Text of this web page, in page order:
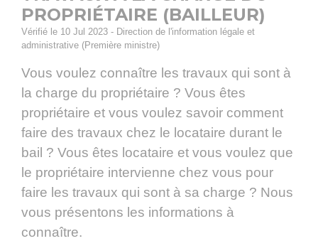
PROPRIÉTAIRE (BAILLEUR)
Vérifié le 10 Jul 2023 - Direction de l'information légale et
administrative (Première ministre)
Vous voulez connaître les travaux qui sont à
la charge du propriétaire ? Vous êtes
propriétaire et vous voulez savoir comment
faire des travaux chez le locataire durant le
bail ? Vous êtes locataire et vous voulez que
le propriétaire intervienne chez vous pour
faire les travaux qui sont à sa charge ? Nous
vous présentons les informations à
connaître.